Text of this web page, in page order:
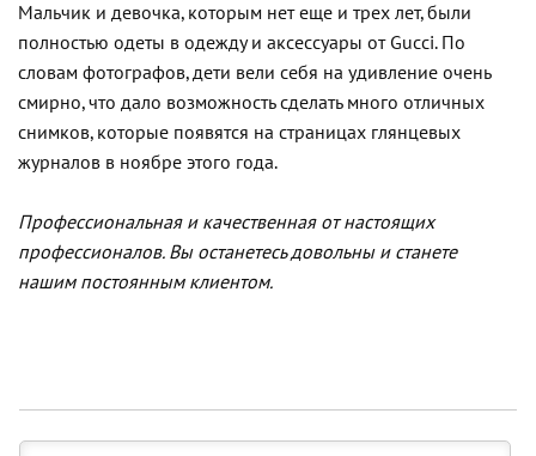
Мальчик и девочка, которым нет еще и трех лет, были
полностью одеты в одежду и аксессуары от Gucci. По
словам фотографов, дети вели себя на удивление очень
смирно, что дало возможность сделать много отличных
снимков, которые появятся на страницах глянцевых
журналов в ноябре этого года.
Профессиональная и качественная от настоящих
профессионалов. Вы останетесь довольны и станете
нашим постоянным клиентом.